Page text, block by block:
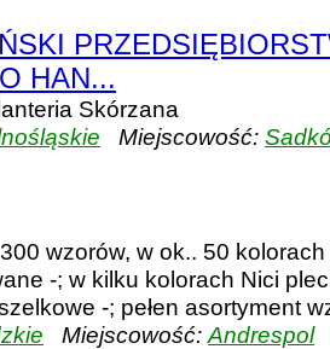
HAN...
Skórzana
Miejscowość:
wzorów, w ok.. 50
-; w kilku kolorach Nici
-; pełen asortyment
Miejscowość: Andrespol